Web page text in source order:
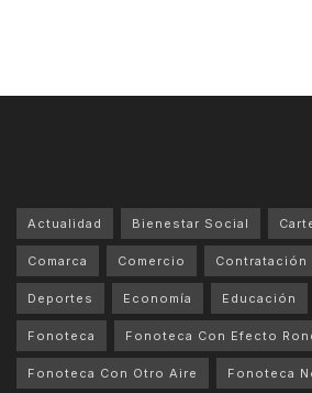
Actualidad Bienestar Social
Comarca Comercio Contratación
Deportes Economía Educación
Fonoteca Fonoteca Con Efecto
Fonoteca Con Otro Aire Fonoteca